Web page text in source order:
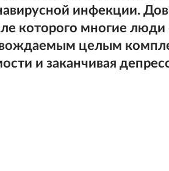
инфекции.
которого многие люди
целым
и заканчивая